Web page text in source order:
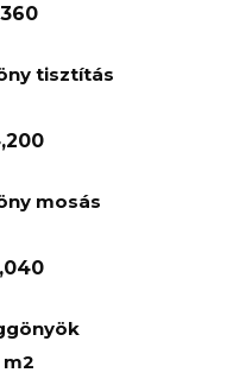
Current
is:
tisztítás
Current
is:
mosás
Current
is:
m2